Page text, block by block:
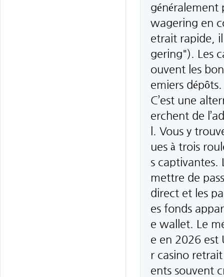
généralement
wagering en
etrait rapide,
gering"). Les
ouvent les
emiers dépôts.
C’est une
erchent de
l. Vous y
ues à trois
s captivantes.
mettre de
direct et les
es fonds
e wallet. Le
e en 2026 est
r casino
ents souvent